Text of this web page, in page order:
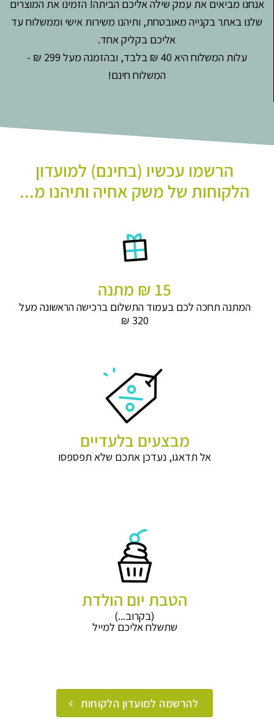
אנחנו מביאים את עמק שילה אליכם הביתה! הזמינו את המוצרים
שלנו באתר בקנייה מאובטחת, ותיהנו משירות אישי וממשלוח עד
אליכם בקליק אחד.
עלות המשלוח היא 40 ₪ בלבד, ובהזמנה מעל 299 ₪ -
המשלוח חינם!
הרשמו עכשיו (בחינם) למועדון
הלקוחות של משק אחיה ותיהנו מ...
15 ₪ מתנה
המתנה תחכה לכם בעמוד התשלום ברכישה הראשונה מעל
320 ₪
מבצעים בלעדיים
אל תדאגו, נעדכן אתכם שלא תפספסו
הטבת יום הולדת
(בקרוב...)
שתשלח אליכם למייל
להרשמה למועדון הלקוחות